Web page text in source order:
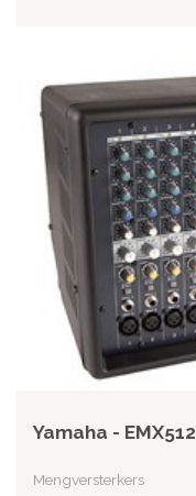
Yamaha - EMX512
Mengversterkers